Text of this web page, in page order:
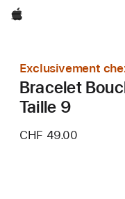
Apple
Exclusivement
Bracelet
Taille 9
CHF 49.00